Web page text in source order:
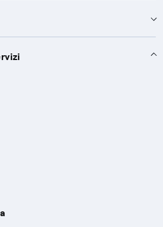
delle controversie